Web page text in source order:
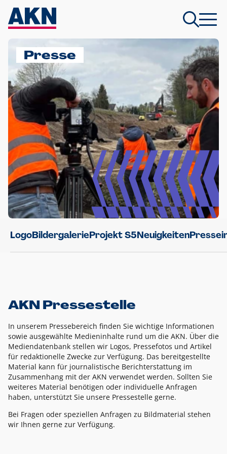
Presse
LogoBildergalerieProjekt S5Neuigkeiten
AKN Pressestelle
In unserem Pressebereich finden Sie wichtige Informationen
sowie ausgewählte Medieninhalte rund um die AKN. Über die
Mediendatenbank stellen wir Logos, Pressefotos und Artikel
für redaktionelle Zwecke zur Verfügung. Das bereitgestellte
Material kann für journalistische Berichterstattung im
Zusammenhang mit der AKN verwendet werden. Sollten Sie
weiteres Material benötigen oder individuelle Anfragen
haben, unterstützt Sie unsere Pressestelle gerne.
Bei Fragen oder speziellen Anfragen zu Bildmaterial stehen
wir Ihnen gerne zur Verfügung.